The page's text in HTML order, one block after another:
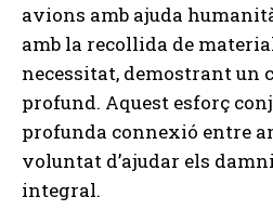
avions amb ajuda
amb la recollida de
necessitat, demostrant un
profund. Aquest esforç
profunda connexió entre
voluntat d’ajudar els
integral.